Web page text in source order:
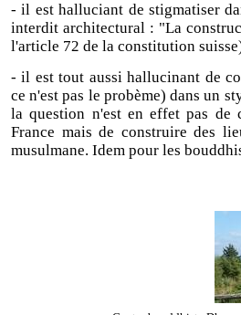
- il est halluciant de stigmatiser
interdit architectural : "La
l'article 72 de la constitution
- il est tout aussi hallucinant de
ce n'est pas le probème) dans un
la question n'est en effet pas
France mais de construire des
musulmane. Idem pour les